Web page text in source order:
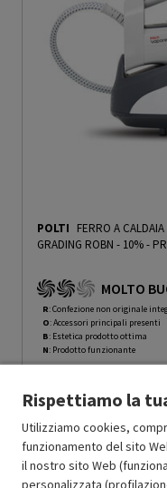
POLTI FERRO A
GRADING ROBN - 10%-
MOLTO
R: Confezione non originale
O: Accessori principali presenti
B: Estetica prodotto ottima
N: Prodotto funzionante
Ricondizionato
In Promozione
Rispettiamo la
Utilizziamo cookies,
funzionamento del sito
il nostro sito Web
personalizzata